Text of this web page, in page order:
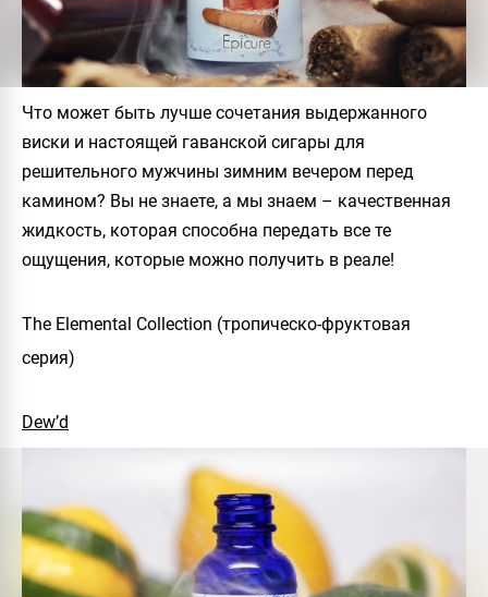
Что может быть лучше сочетания выдержанного
виски и настоящей гаванской сигары для
решительного мужчины зимним вечером перед
камином? Вы не знаете, а мы знаем – качественная
жидкость, которая способна передать все те
ощущения, которые можно получить в реале!
The Elemental Collection (тропическо-фруктовая
серия)
Dew’d